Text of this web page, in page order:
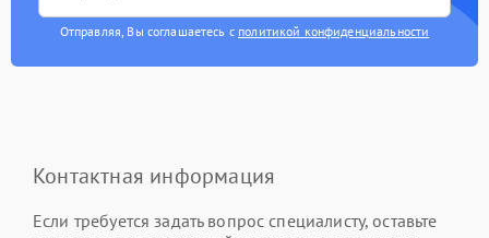
Отправляя, Вы соглашаетесь с политикой конфиденциальности
Контактная информация
Если требуется задать вопрос специалисту, оставьте